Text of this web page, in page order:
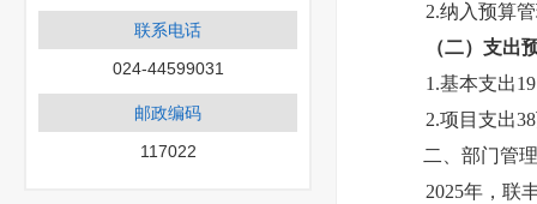
联系电话
024-44599031
邮政编码
117022
2.纳入预算
（二）支出
1.基本支出
2.项目支出
二、部门管
2025年，联